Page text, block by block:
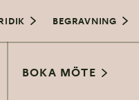
BEGRAVNING
BOKA MÖTE